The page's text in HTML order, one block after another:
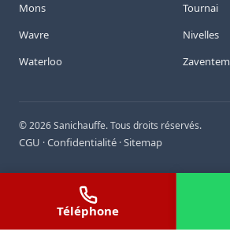
Mons
Tournai
Wavre
Nivelles
Waterloo
Zaventem
©2026Sanichauffe. Tous droits réservés.
CGU ·Confidentialité ·Sitemap